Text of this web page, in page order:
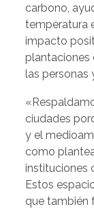
carbono,
temperatura
impacto
plantaciones
las personas
ciudades
y el
como
instituciones
Estos
que también